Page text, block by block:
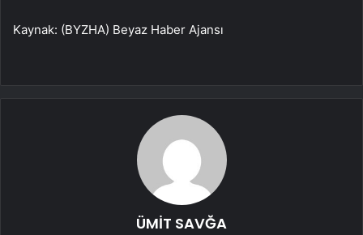
Kaynak: (BYZHA) Beyaz Haber Ajansı
ÜMİT SAVĞA